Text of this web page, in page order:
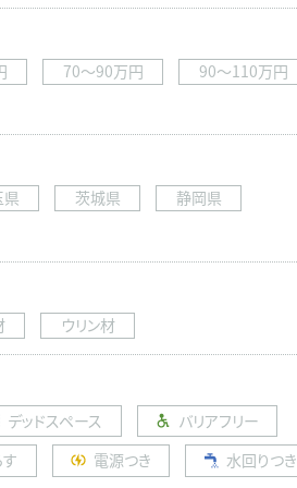
70〜90万円
90〜110万円
県 茨城県
静岡県
ウリン材
デッドスペース
バリアフリー
電源つき 水回りつき